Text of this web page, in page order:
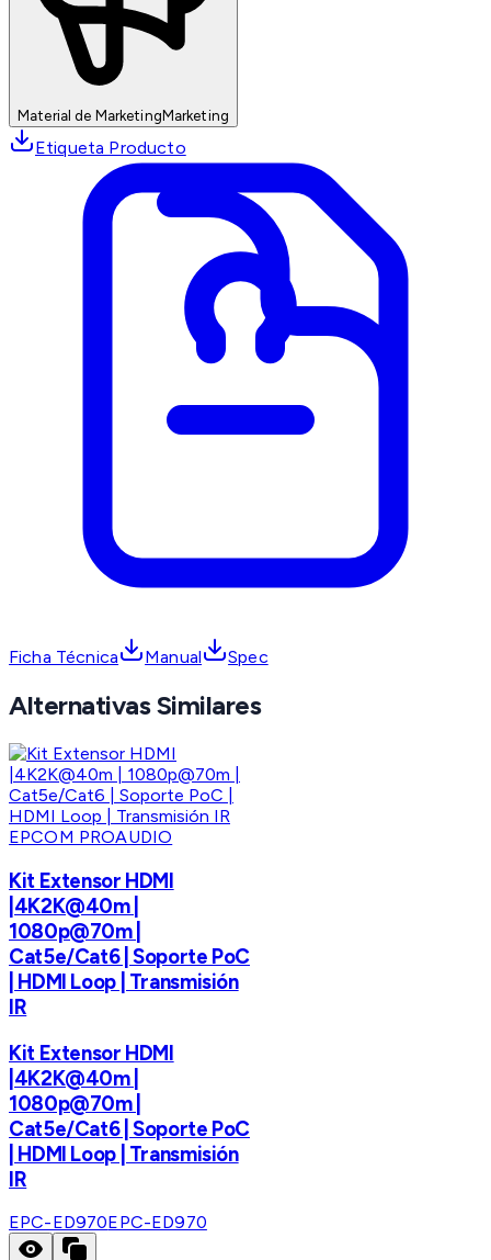
Material de MarketingMarketing
Etiqueta Producto
Ficha Técnica Manual Spec
Alternativas Similares
EPCOM PROAUDIO
Kit Extensor HDMI
|4K2K@40m |
1080p@70m |
Cat5e/Cat6 | Soporte PoC
| HDMI Loop | Transmisión
IR
Kit Extensor HDMI
|4K2K@40m |
1080p@70m |
Cat5e/Cat6 | Soporte PoC
| HDMI Loop | Transmisión
IR
EPC-ED970EPC-ED970